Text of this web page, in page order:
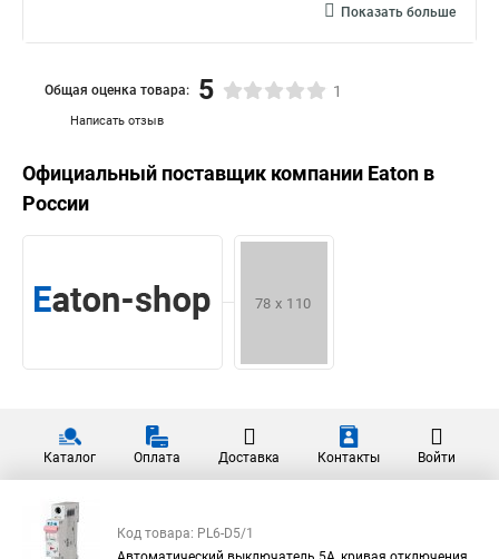
Показать больше
Написать отзыв
Общая оценка товара: 5 1
Официальный поставщик компании Eaton в
России
Каталог Оплата Доставка Контакты Войти
Код товара: PL6-D5/1